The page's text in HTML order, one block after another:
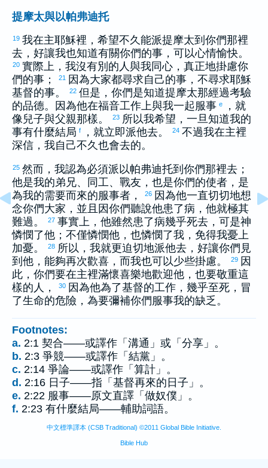
提摩太與以帕弗迪托
19 我在主耶穌裡，希望不久能派提摩太到你們那裡
去，好讓我也知道有關你們的事，可以心情愉快。
20 實際上，我沒有別的人與我同心，真正地掛慮你
們的事；
21
因為大家都尋求自己的事，不尋求耶穌
基督的事。
22 但是，你們是知道提摩太那經過考驗
的品德。因為他在福音工作上與我一起服事 e
，就
像兒子與父親那樣。
23 所以我希望，一旦知道我的
事有什麼結局 f ，就立即派他去。 24 不過我在主裡
深信，我自己不久也會去的。
25 然而，我認為必須派 以帕弗迪托到你們那裡去；
他是我的弟兄、同工、戰友，也是你們的使者，是
為我的需要而來的服事者，
26 因為他一直切切地想
念你們大家，並且因你們聽說他患了病，他就極其
難過。
27 事實上，他雖然患了病幾乎死去，可是神
憐憫了他；不僅憐憫他，也憐憫了我，免得我憂上
加憂。
28 所以，我就更迫切地派他去，好讓你們見
到他，能夠再次歡喜，而我也可以少些掛慮。
29 因
此，你們要在主裡滿懷喜樂地歡迎他，也要敬重這
樣的人，
30 因為他為了基督的工作，幾乎至死，冒
了生命的危險，為要彌補你們服事我的缺乏。
Footnotes:
a. 2:1 契合——或譯作「溝通」或「分享」。
b. 2:3 爭競——或譯作「結黨」。
c. 2:14 爭論——或譯作「算計」。
d. 2:16 日子——指「基督再來的日子」。
e. 2:22 服事——原文直譯「做奴僕」。
f. 2:23 有什麼結局——輔助詞語。
中文標準譯本 (CSB Traditional) ©2011 Global Bible Initiative.
Bible Hub